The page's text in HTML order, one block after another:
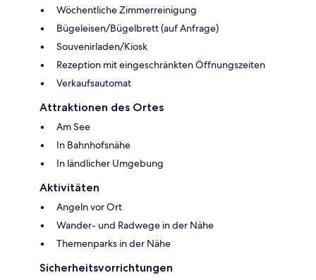
Wöchentliche Zimmerreinigung
Bügeleisen/Bügelbrett (auf Anfrage)
Souvenirladen/Kiosk
Rezeption mit eingeschränkten Öffnungszeiten
Verkaufsautomat
Attraktionen des Ortes
Am See
In Bahnhofsnähe
In ländlicher Umgebung
Aktivitäten
Angeln vor Ort
Wander- und Radwege in der Nähe
Themenparks in der Nähe
Sicherheitsvorrichtungen